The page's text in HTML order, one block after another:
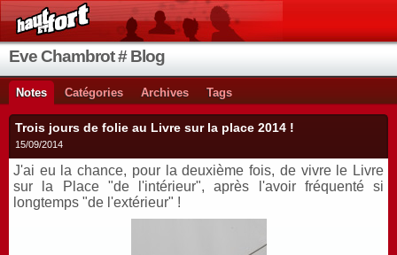
Eve Chambrot # Blog
Notes Catégories Archives Tags
Trois jours de folie au Livre sur la place 2014 !
15/09/2014
J'ai eu la chance, pour la deuxième fois, de vivre le Livre
sur la Place "de l'intérieur", après l'avoir fréquenté si
longtemps "de l'extérieur" !